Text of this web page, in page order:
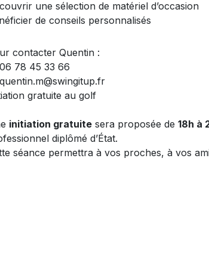
une sélection de matériel d’occasion
de conseils personnalisés
contacter Quentin :
78 45 33 66
gratuite au golf
initiation gratuite sera proposée de 18h à
diplômé d’État.
séance permettra à vos proches, à vos